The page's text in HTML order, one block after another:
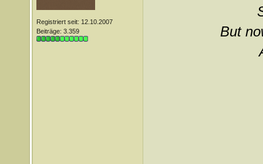
Registriert seit: 12.10.2007
Beiträge: 3.359
But